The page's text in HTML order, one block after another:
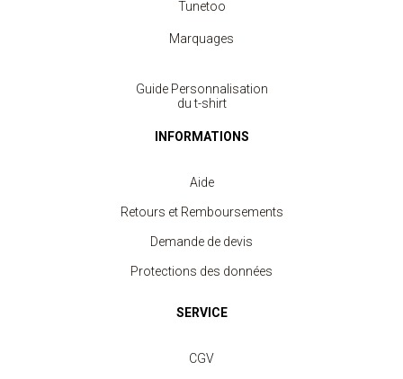
Tunetoo
Marquages
Guide Personnalisation
du t-shirt
INFORMATIONS
Aide
Retours et Remboursements
Demande de devis
Protections des données
SERVICE
CGV